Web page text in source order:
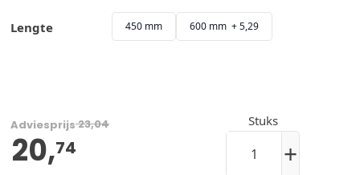
Lengte 450 mm 600 mm + 5,29
Adviesprijs23,04
vanaf:
20,74
Stuks
+